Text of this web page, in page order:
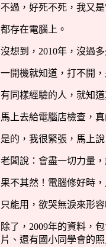
不過，好死不死，我又
都存在電腦上。
沒想到， 2010年，沒過
一開機就知道，打不開，
有同樣經驗的人，就知道
馬上去給電腦店檢查，
是的，我很緊張，馬上
老闆說：會盡一切力量
果不其然！電腦修好時
只能用，欲哭無淚來形容
除了， 2009年的資料，
片、還有國小同學會的